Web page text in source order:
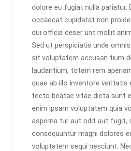
dolore eu fugiat nulla pariatur.
occaecat cupidatat non
qui officia deser unt mollit
Sed ut perspiciatis unde
sit voluptatem accusan tium
laudantium, totam rem
quae ab illo inventore veritatis
tecto beatae vitae dicta sunt
enim ipsam voluptatem quia
asperna tur aut odit aut fugit,
consequuntur magni dolores
voluptatem sequi nesciunt.